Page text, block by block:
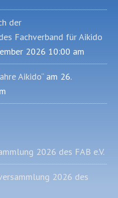
der
Fachverband für Aikido
2026 10:00 am
Aikido“am 26.
2026 des FAB e.V.
2026 des